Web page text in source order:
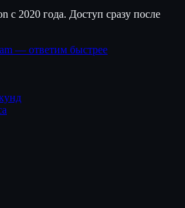
с 2020 года. Доступ сразу после
— ответим быстрее